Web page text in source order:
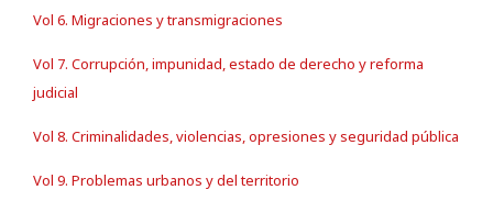
Vol 6. Migraciones y transmigraciones
Vol 7. Corrupción, impunidad, estado de derecho y reforma
judicial
Vol 8. Criminalidades, violencias, opresiones y seguridad pública
Vol 9. Problemas urbanos y del territorio